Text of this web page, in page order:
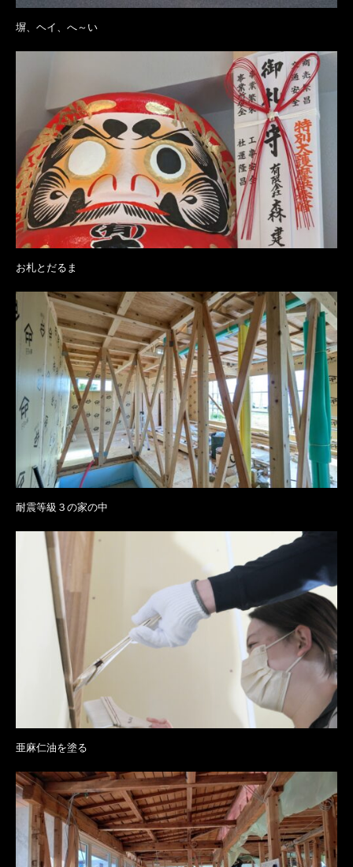
塀、ヘイ、へ～い
お札とだるま
耐震等級３の家の中
亜麻仁油を塗る